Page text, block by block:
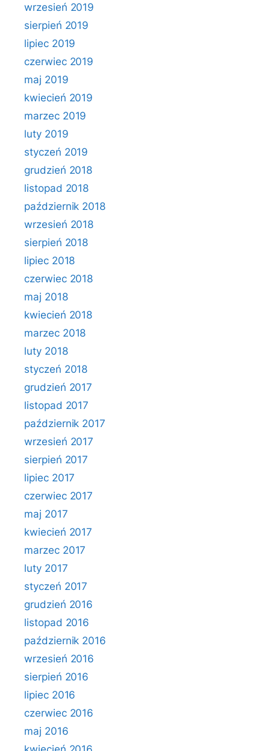
wrzesień 2019
sierpień 2019
lipiec 2019
czerwiec 2019
maj 2019
kwiecień 2019
marzec 2019
luty 2019
styczeń 2019
grudzień 2018
listopad 2018
październik 2018
wrzesień 2018
sierpień 2018
lipiec 2018
czerwiec 2018
maj 2018
kwiecień 2018
marzec 2018
luty 2018
styczeń 2018
grudzień 2017
listopad 2017
październik 2017
wrzesień 2017
sierpień 2017
lipiec 2017
czerwiec 2017
maj 2017
kwiecień 2017
marzec 2017
luty 2017
styczeń 2017
grudzień 2016
listopad 2016
październik 2016
wrzesień 2016
sierpień 2016
lipiec 2016
czerwiec 2016
maj 2016